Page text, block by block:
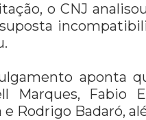
o CNJ
aponta
Marques, Fabio
e Rodrigo Badaró,